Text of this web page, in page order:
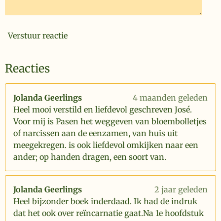
Verstuur reactie
Reacties
Jolanda Geerlings
4 maanden geleden
Heel mooi verstild en liefdevol geschreven José.
Voor mij is Pasen het weggeven van bloembolletjes
of narcissen aan de eenzamen, van huis uit
meegekregen. is ook liefdevol omkijken naar een
ander; op handen dragen, een soort van.
Jolanda Geerlings
2 jaar geleden
Heel bijzonder boek inderdaad. Ik had de indruk
dat het ook over reïncarnatie gaat.Na 1e hoofdstuk